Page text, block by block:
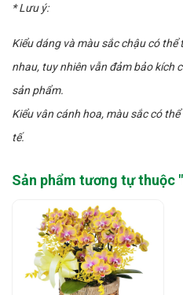
* Lưu ý:
Kiểu dáng và màu sắc chậu có
nhau, tuy nhiên vẫn đảm bảo kích
sản phẩm.
Kiểu vân cánh hoa, màu sắc có
tế.
Sản phẩm tương tự thuộc "